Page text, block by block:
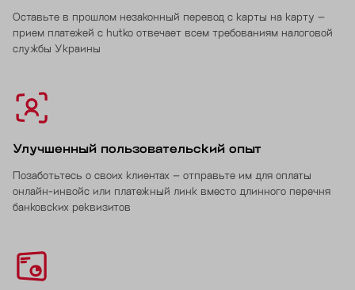
Оставьте в прошлом незаконный перевод с карты на карту –
прием платежей с hutko отвечает всем требованиям налоговой
службы Украины
Улучшенный пользовательский опыт
Позаботьтесь о своих клиентах – отправьте им для оплаты
онлайн-инвойс или платежный линк вместо длинного перечня
банковских реквизитов